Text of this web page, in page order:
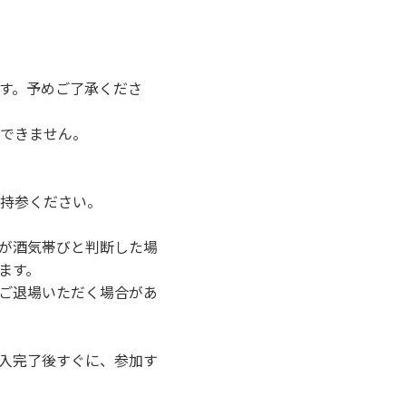
。予めご了承くださ
きません。
参ください。
酒気帯びと判断した場
。
退場いただく場合があ
完了後すぐに、参加す